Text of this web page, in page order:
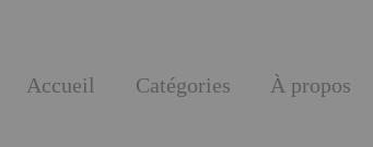
Accueil Catégories À propos